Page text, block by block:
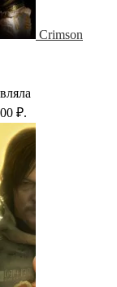
Crimson
₽.